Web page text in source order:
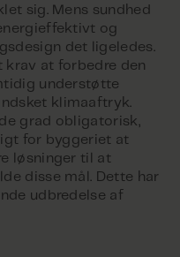
sig. Mens sundhed
og
det ligeledes.
at forbedre den
understøtte
klimaaftryk.
grad obligatorisk,
for byggeriet at
løsninger til at
disse mål. Dette har
udbredelse af